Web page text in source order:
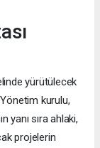
yürütülecek
kurulu,
yanı sıra ahlaki,
projelerin